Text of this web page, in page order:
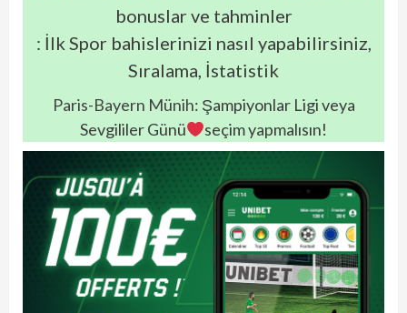
bonuslar ve tahminler
: İlk Spor bahislerinizi nasıl yapabilirsiniz,
Sıralama, İstatistik
Paris-Bayern Münih: Şampiyonlar Ligi veya
Sevgililer Günü
seçim yapmalısın!